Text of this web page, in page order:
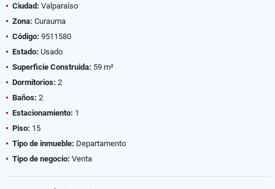
Ciudad: Valparaíso
Zona: Curauma
Código: 9511580
Estado: Usado
Superficie Construida: 59 m²
Dormitorios: 2
Baños: 2
Estacionamiento: 1
Piso: 15
Tipo de inmueble: Departamento
Tipo de negocio: Venta